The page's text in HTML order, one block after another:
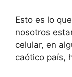
Esto es lo
nosotros
celular, en
caótico país,